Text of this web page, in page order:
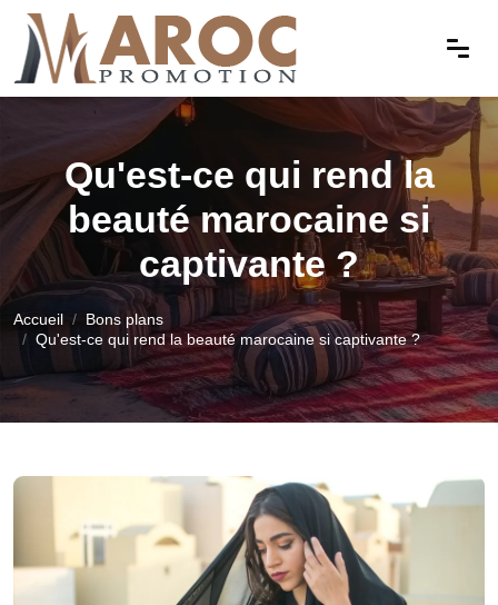
Qu'est-ce qui rend la
beauté marocaine si
captivante ?
Accueil
Bons plans
Qu'est-ce qui rend la beauté marocaine si captivante ?